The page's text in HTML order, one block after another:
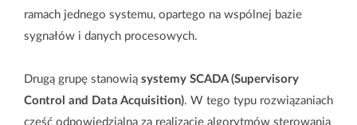
ramach jednego systemu, opartego na wspólnej bazie
sygnałów i danych procesowych.
Drugą grupę stanowią systemy SCADA (Supervisory
Control and Data Acquisition). W tego typu rozwiązaniach
część odpowiedzialna za realizację algorytmów sterowania